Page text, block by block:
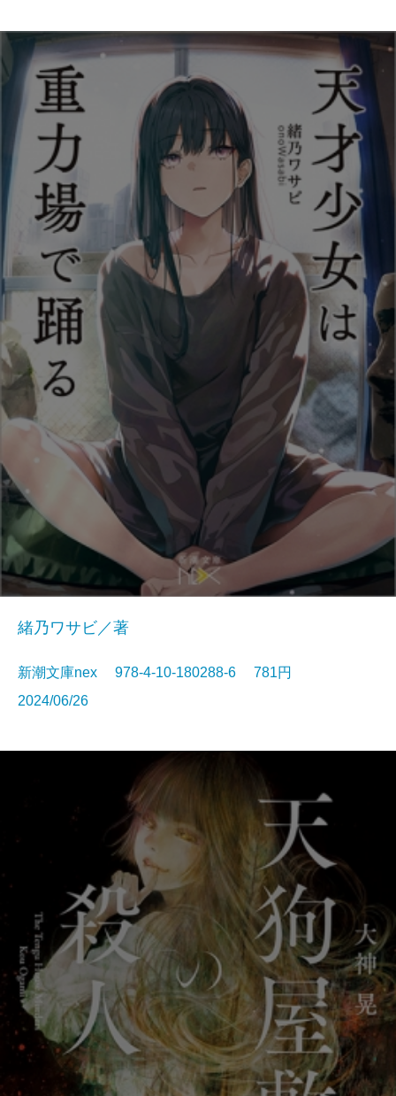
緒乃ワサビ／著
新潮文庫nex 978-4-10-180288-6 781円
2024/06/26